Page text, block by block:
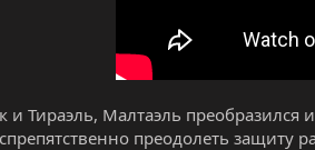
и Тираэль, Малтаэль
преодолеть защиту